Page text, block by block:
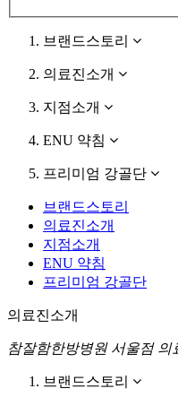
브랜드스토리
의료진소개
지점소개
ENU 약침
프리미엄 강골단
브랜드스토리
의료진소개
지점소개
ENU 약침
프리미엄 강골단
의료진소개
참잘함한방병원 서울점 의
브랜드스토리